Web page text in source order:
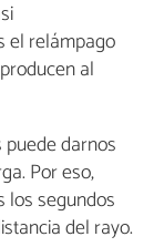
el relámpago
al
darnos
Por eso,
los segundos
del rayo.